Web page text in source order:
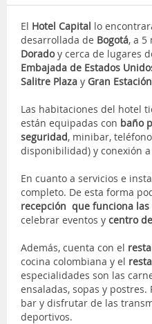
El Hotel Capital lo
desarrollada de Bogotá, a 5
Doradoy cerca de lugares
Embajada de Estados
Salitre Plaza y Gran Estación
Las habitaciones del hotel
están equipadas con baño
seguridad, minibar,
disponibilidad) y conexión a
En cuanto a servicios e
completo. De esta forma
recepción que funciona las
celebrar eventos y centro
Además, cuenta con el
cocina colombiana y el
especialidades son las
ensaladas, sopas y
bar y disfrutar de las
deportivos.